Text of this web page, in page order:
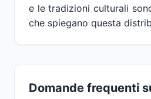
e le tradizioni culturali
che spiegano questa
Domande frequenti